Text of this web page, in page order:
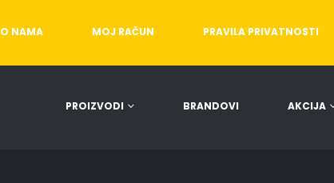
O NAMA MOJ RAČUN PRAVILA PRIVATNOSTI
PROIZVODI BRANDOVI AKCIJA